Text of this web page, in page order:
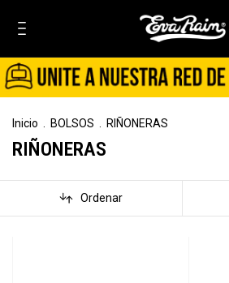
Inicio BOLSOS RIÑONERAS
RIÑONERAS
Ordenar